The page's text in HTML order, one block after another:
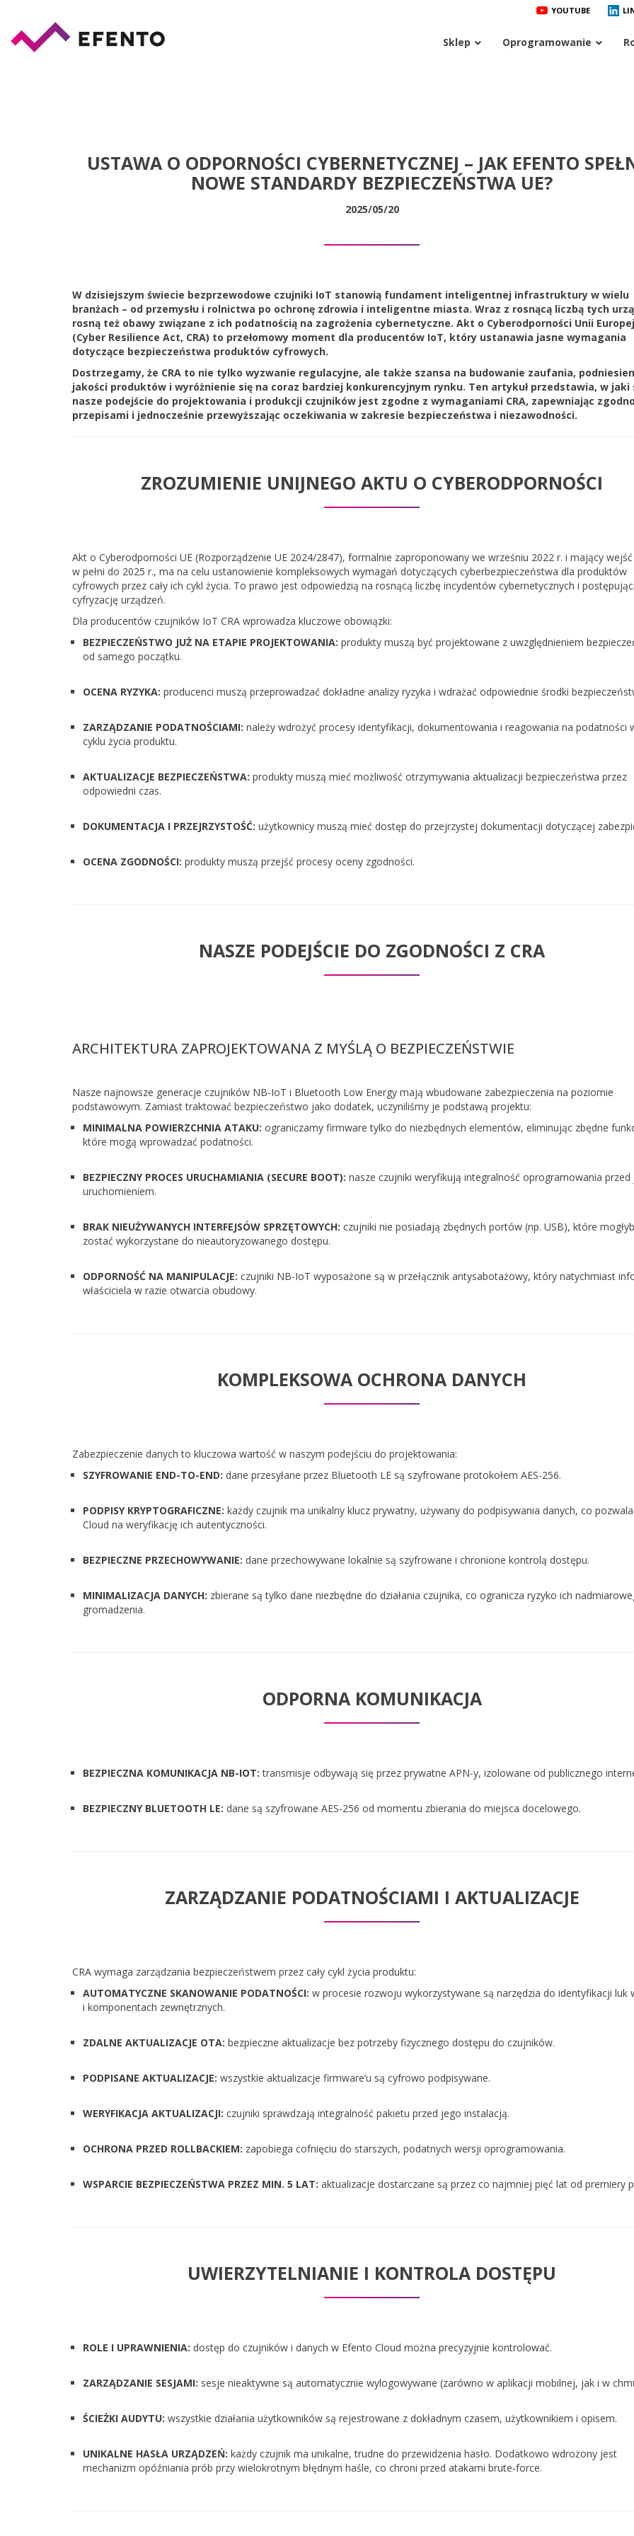
YOUTUBE
Sklep Oprogramowanie
USTAWA O ODPORNOŚCI CYBERNETYCZNEJ – JAK EFENTO
NOWE STANDARDY BEZPIECZEŃSTWA UE?
2025/05/20
W dzisiejszym świecie bezprzewodowe czujniki IoT stanowią fundament inteligentnej infrastruktury w wielu
branżach – od przemysłu i rolnictwa po ochronę zdrowia i inteligentne miasta. Wraz z rosnącą liczbą tych
rosną też obawy związane z ich podatnością na zagrożenia cybernetyczne. Akt o Cyberodporności Unii
(Cyber Resilience Act, CRA) to przełomowy moment dla producentów IoT, który ustanawia jasne wymagania
dotyczące bezpieczeństwa produktów cyfrowych.
Dostrzegamy, że CRA to nie tylko wyzwanie regulacyjne, ale także szansa na budowanie zaufania,
jakości produktów i wyróżnienie się na coraz bardziej konkurencyjnym rynku. Ten artykuł przedstawia, w jaki
nasze podejście do projektowania i produkcji czujników jest zgodne z wymaganiami CRA, zapewniając
przepisami i jednocześnie przewyższając oczekiwania w zakresie bezpieczeństwa i niezawodności.
ZROZUMIENIE UNIJNEGO AKTU O CYBERODPORNOŚCI
Akt o Cyberodporności UE (Rozporządzenie UE 2024/2847), formalnie zaproponowany we wrześniu 2022 r. i mający
w pełni do 2025 r., ma na celu ustanowienie kompleksowych wymagań dotyczących cyberbezpieczeństwa dla produktów
cyfrowych przez cały ich cykl życia. To prawo jest odpowiedzią na rosnącą liczbę incydentów cybernetycznych i
cyfryzację urządzeń.
Dla producentów czujników IoT CRA wprowadza kluczowe obowiązki:
BEZPIECZEŃSTWO JUŻ NA ETAPIE PROJEKTOWANIA: produkty muszą być projektowane z uwzględnieniem
od samego początku.
OCENA RYZYKA: producenci muszą przeprowadzać dokładne analizy ryzyka i wdrażać odpowiednie środki
ZARZĄDZANIE PODATNOŚCIAMI: należy wdrożyć procesy identyfikacji, dokumentowania i reagowania na podatności
cyklu życia produktu.
AKTUALIZACJE BEZPIECZEŃSTWA: produkty muszą mieć możliwość otrzymywania aktualizacji bezpieczeństwa przez
odpowiedni czas.
DOKUMENTACJA I PRZEJRZYSTOŚĆ: użytkownicy muszą mieć dostęp do przejrzystej dokumentacji dotyczącej
OCENA ZGODNOŚCI: produkty muszą przejść procesy oceny zgodności.
NASZE PODEJŚCIE DO ZGODNOŚCI Z CRA
ARCHITEKTURA ZAPROJEKTOWANA Z MYŚLĄ O BEZPIECZEŃSTWIE
Nasze najnowsze generacje czujników NB-IoT i Bluetooth Low Energy mają wbudowane zabezpieczenia na poziomie
podstawowym. Zamiast traktować bezpieczeństwo jako dodatek, uczyniliśmy je podstawą projektu:
MINIMALNA POWIERZCHNIA ATAKU: ograniczamy firmware tylko do niezbędnych elementów, eliminując zbędne
które mogą wprowadzać podatności.
BEZPIECZNY PROCES URUCHAMIANIA (SECURE BOOT): nasze czujniki weryfikują integralność oprogramowania przed
uruchomieniem.
BRAK NIEUŻYWANYCH INTERFEJSÓW SPRZĘTOWYCH: czujniki nie posiadają zbędnych portów (np. USB), które
zostać wykorzystane do nieautoryzowanego dostępu.
ODPORNOŚĆ NA MANIPULACJE: czujniki NB-IoT wyposażone są w przełącznik antysabotażowy, który natychmiast
właściciela w razie otwarcia obudowy.
KOMPLEKSOWA OCHRONA DANYCH
Zabezpieczenie danych to kluczowa wartość w naszym podejściu do projektowania:
SZYFROWANIE END-TO-END: dane przesyłane przez Bluetooth LE są szyfrowane protokołem AES-256.
PODPISY KRYPTOGRAFICZNE: każdy czujnik ma unikalny klucz prywatny, używany do podpisywania danych, co
Cloud na weryfikację ich autentyczności.
BEZPIECZNE PRZECHOWYWANIE: dane przechowywane lokalnie są szyfrowane i chronione kontrolą dostępu.
MINIMALIZACJA DANYCH: zbierane są tylko dane niezbędne do działania czujnika, co ogranicza ryzyko ich
gromadzenia.
ODPORNA KOMUNIKACJA
BEZPIECZNA KOMUNIKACJA NB-IOT: transmisje odbywają się przez prywatne APN-y, izolowane od publicznego
BEZPIECZNY BLUETOOTH LE: dane są szyfrowane AES-256 od momentu zbierania do miejsca docelowego.
ZARZĄDZANIE PODATNOŚCIAMI I AKTUALIZACJE
CRA wymaga zarządzania bezpieczeństwem przez cały cykl życia produktu:
AUTOMATYCZNE SKANOWANIE PODATNOŚCI: w procesie rozwoju wykorzystywane są narzędzia do identyfikacji luk
i komponentach zewnętrznych.
ZDALNE AKTUALIZACJE OTA: bezpieczne aktualizacje bez potrzeby fizycznego dostępu do czujników.
PODPISANE AKTUALIZACJE: wszystkie aktualizacje firmware’u są cyfrowo podpisywane.
WERYFIKACJA AKTUALIZACJI: czujniki sprawdzają integralność pakietu przed jego instalacją.
OCHRONA PRZED ROLLBACKIEM: zapobiega cofnięciu do starszych, podatnych wersji oprogramowania.
WSPARCIE BEZPIECZEŃSTWA PRZEZ MIN. 5 LAT: aktualizacje dostarczane są przez co najmniej pięć lat od premiery
UWIERZYTELNIANIE I KONTROLA DOSTĘPU
ROLE I UPRAWNIENIA: dostęp do czujników i danych w Efento Cloud można precyzyjnie kontrolować.
ZARZĄDZANIE SESJAMI: sesje nieaktywne są automatycznie wylogowywane (zarówno w aplikacji mobilnej, jak i w
ŚCIEŻKI AUDYTU: wszystkie działania użytkowników są rejestrowane z dokładnym czasem, użytkownikiem i opisem.
UNIKALNE HASŁA URZĄDZEŃ: każdy czujnik ma unikalne, trudne do przewidzenia hasło. Dodatkowo wdrożony jest
mechanizm opóźniania prób przy wielokrotnym błędnym haśle, co chroni przed atakami brute-force.